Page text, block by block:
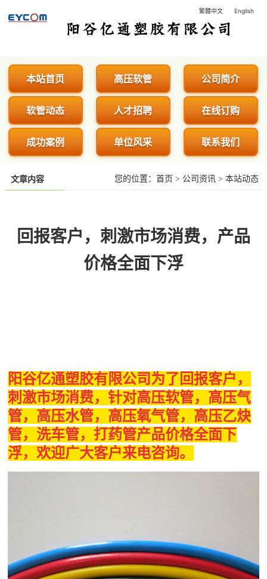
阳谷亿通塑胶有限公司 - 专业生产
繁體中文 English
本站首页 高压软管 公司简介
软管动态 人才招聘 在线订购
成功案例 单位风采 联系我们
文章内容 您的位置： 首页 > 公司资讯 > 本站动态
回报客户，刺激市场消费，产品
价格全面下浮
阳谷亿通塑胶有限公司为了回报客户，
刺激市场消费，针对高压软管，高压气
管，高压水管，高压氧气管，高压乙炔
管，洗车管，打药管产品价格全面下
浮，欢迎广大客户来电咨询。